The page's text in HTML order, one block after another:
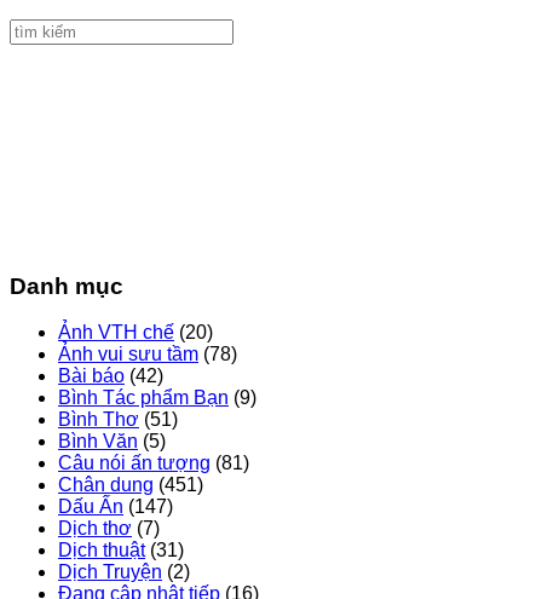
Danh mục
Ảnh VTH chế (20)
Ảnh vui sưu tầm (78)
Bài báo (42)
Bình Tác phẩm Bạn (9)
Bình Thơ (51)
Bình Văn (5)
Câu nói ấn tượng (81)
Chân dung (451)
Dấu Ấn (147)
Dịch thơ (7)
Dịch thuật(31)
Dịch Truyện (2)
Đang cập nhật tiếp (16)